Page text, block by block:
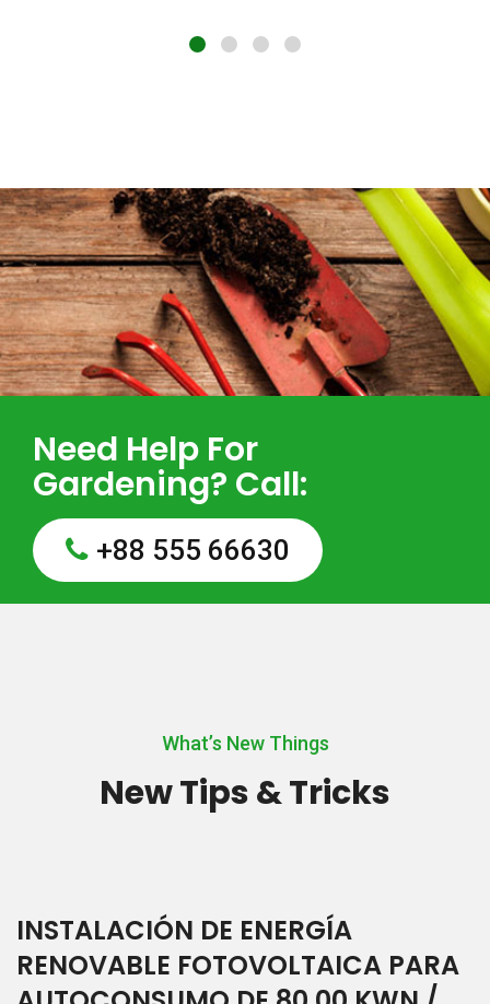
Need Help For
Gardening? Call:
+88 555 66630
What’s New Things
New Tips & Tricks
INSTALACIÓN DE ENERGÍA
RENOVABLE FOTOVOLTAICA PARA